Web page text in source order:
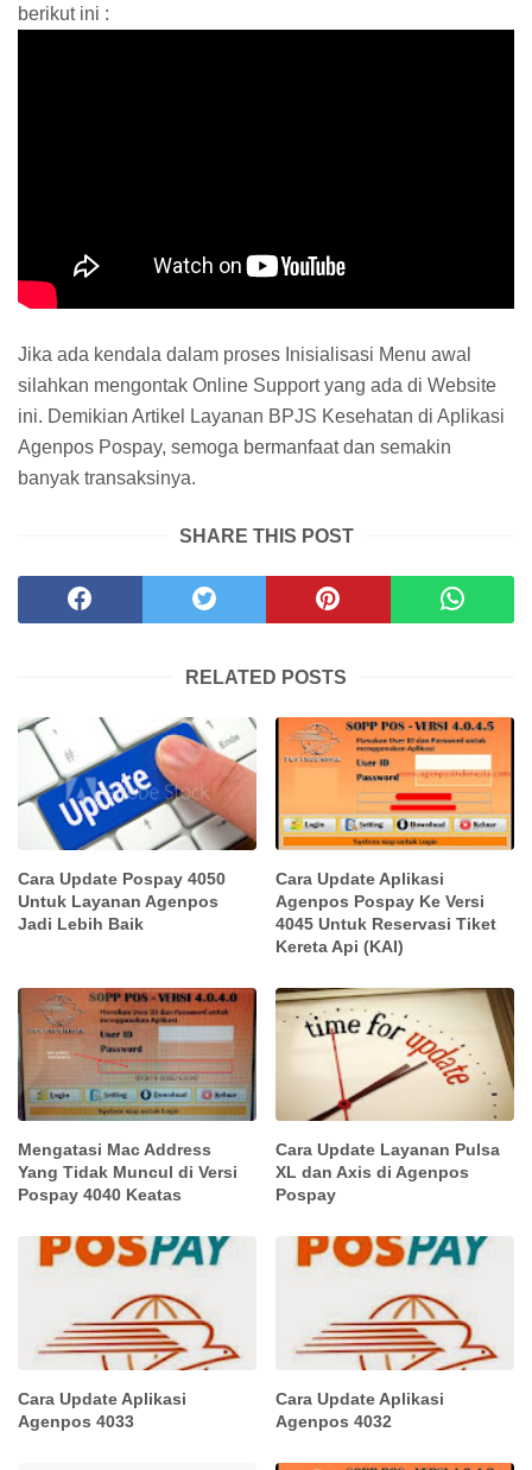
berikut ini :
Jika ada kendala dalam proses Inisialisasi Menu awal
silahkan mengontak Online Support yang ada di Website
ini. Demikian Artikel Layanan BPJS Kesehatan di Aplikasi
Agenpos Pospay, semoga bermanfaat dan semakin
banyak transaksinya.
SHARE THIS POST
RELATED POSTS
Cara Update Pospay 4050
Untuk Layanan Agenpos
Jadi Lebih Baik
Cara Update Aplikasi
Agenpos Pospay Ke Versi
4045 Untuk Reservasi Tiket
Kereta Api (KAI)
Mengatasi Mac Address
Yang Tidak Muncul di Versi
Pospay 4040 Keatas
Cara Update Layanan Pulsa
XL dan Axis di Agenpos
Pospay
Cara Update Aplikasi
Agenpos 4033
Cara Update Aplikasi
Agenpos 4032